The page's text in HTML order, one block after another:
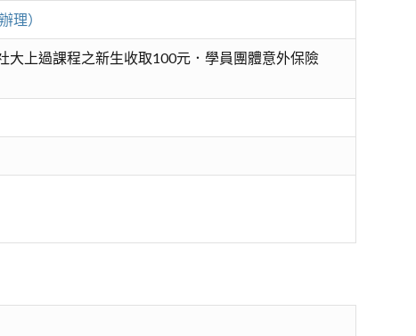
理）
上過課程之新生收取100元．學員團體意外保險